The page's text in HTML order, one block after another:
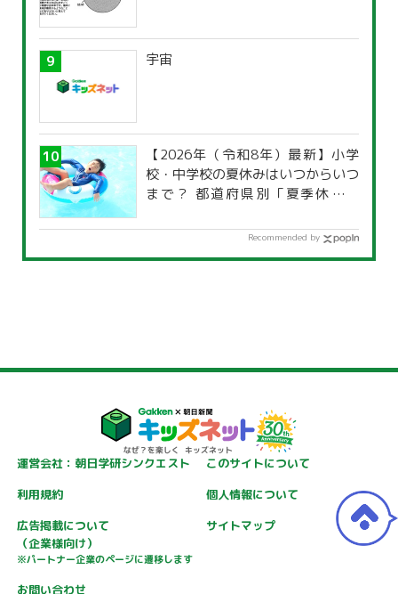
宇宙
【2026年（令和8年）最新】小学
校・中学校の夏休みはいつからいつ
まで？ 都道府県別「夏季休暇一
Recommended by
運営会社：朝日学研シンクエスト
このサイトについて
利用規約
個人情報について
広告掲載について
（企業様向け）
※パートナー企業のページに遷移します
サイトマップ
お問い合わせ